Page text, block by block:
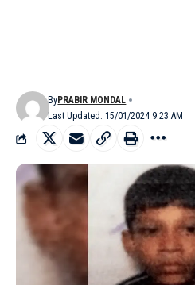
Last Updated: 15/01/2024 9:23 AM
ByPRABIR MONDAL